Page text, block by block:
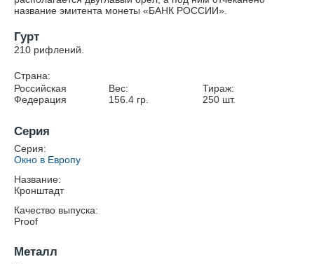
название эмитента монеты «БАНК РОССИИ».
Гурт
210 рифлений.
Страна:
Российская
Федерация
Вес:
156.4гр.
Тираж:
250 шт.
Серия
Серия:
Окно в Европу
Название:
Кронштадт
Качество выпуска:
Proof
Металл